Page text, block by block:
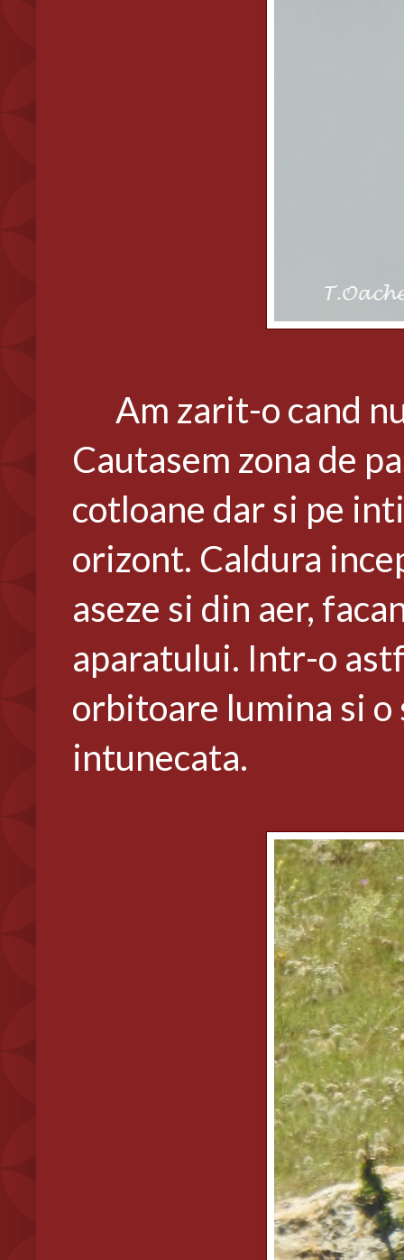
Am zarit-o cand
Cautasem zona de
cotloane dar si pe
orizont. Caldura
aseze si din aer,
aparatului. Intr-o
orbitoare lumina si
intunecata.